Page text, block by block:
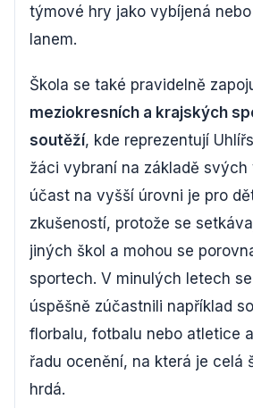
týmové hry jako vybíjená
lanem.
Škola se také pravidelně
meziokresních a krajských
soutěží, kde reprezentují
žáci vybraní na základě svých
účast na vyšší úrovni je pro
zkušeností, protože se
jiných škol a mohou se
sportech. V minulých letech
úspěšně zúčastnili například
florbalu, fotbalu nebo atletice
řadu ocenění, na která je celá
hrdá.